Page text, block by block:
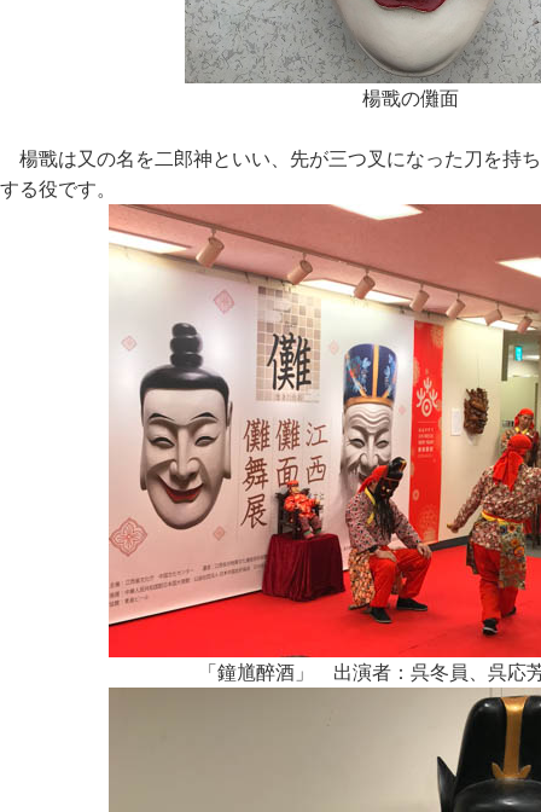
楊戬の儺面
楊戬は又の名を二郎神といい、先が三つ叉になった刀を持
する役です。
「鐘馗醉酒」 出演者：呉冬員、呉応